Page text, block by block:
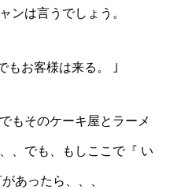
ンは言うでしょう。
もお客様は来る。 ｣
もそのケーキ屋とラーメ
、でも、もしここで『 い
あったら、、、